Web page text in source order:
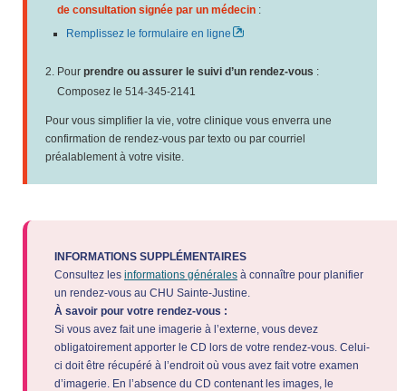
de consultation signée par un médecin :
Remplissez le formulaire en ligne
Pour prendre ou assurer le suivi d’un rendez-vous :
Composez le 514-345-2141
Pour vous simplifier la vie, votre clinique vous enverra une
confirmation de rendez-vous par texto ou par courriel
préalablement à votre visite.
INFORMATIONS SUPPLÉMENTAIRES
Consultez les informations générales à connaître pour planifier
un rendez-vous au CHU Sainte-Justine.
À savoir pour votre rendez-vous :
Si vous avez fait une imagerie à l’externe, vous devez
obligatoirement apporter le CD lors de votre rendez-vous. Celui-
ci doit être récupéré à l’endroit où vous avez fait votre examen
d’imagerie. En l’absence du CD contenant les images, le